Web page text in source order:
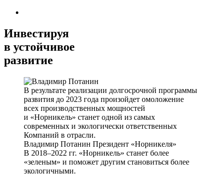
Инвестируя
в устойчивое
развитие
В результате реализации долгосрочной программы
развития до 2023 года произойдет омоложение
всех производственных мощностей
и «Норникель» станет одной из самых
современных и экологически ответственных
Компаний в отрасли.
Владимир Потанин Президент «Норникеля»
В 2018–2022 гг. «Норникель» станет более
«зеленым» и поможет другим становиться более
экологичными.